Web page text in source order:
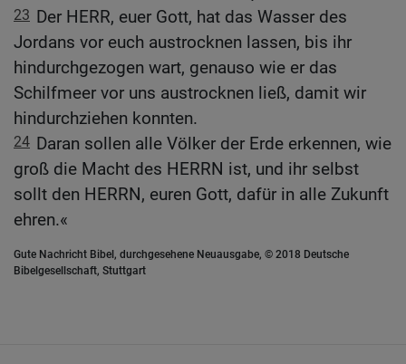
23 Der HERR, euer Gott, hat das Wasser des
Jordans vor euch austrocknen lassen, bis ihr
hindurchgezogen wart, genauso wie er das
Schilfmeer vor uns austrocknen ließ, damit wir
hindurchziehen konnten.
24 Daran sollen alle Völker der Erde erkennen, wie
groß die Macht des HERRN ist, und ihr selbst
sollt den HERRN, euren Gott, dafür in alle Zukunft
ehren.«
Gute Nachricht Bibel, durchgesehene Neuausgabe, © 2018 Deutsche
Bibelgesellschaft, Stuttgart